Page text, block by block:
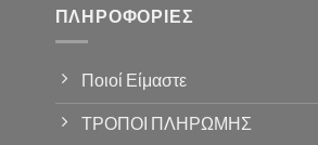
ΠΛΗΡΟΦΟΡΊΕΣ
Ποιοί Είμαστε
ΤΡΟΠΟΙ ΠΛΗΡΩΜΗΣ